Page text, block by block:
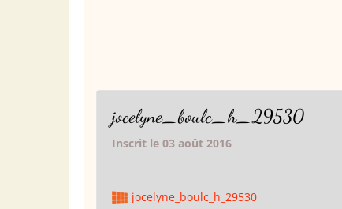
jocelyne_boulc_h_29530
Inscrit le 03 août 2016
jocelyne_boulc_h_29530